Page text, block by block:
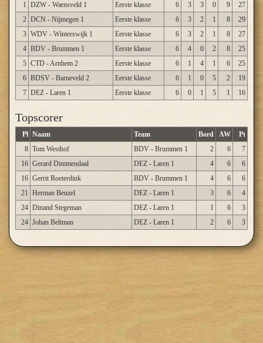
1 DZW - Warnsveld 1 Eerste klasse 6 3 3 0 9
27
2 DCN - Nijmegen 1 Eerste klasse 6 3 2 1 8
29
3 WDV - Winterswijk 1 Eerste klasse 6 3 2 1 8
27
4 BDV - Brummen 1 Eerste klasse 6 4 0 2 8
25
5 CTD - Arnhem 2 Eerste klasse 6 1 4 1 6
25
6 BDSV - Barneveld 2 Eerste klasse 6 1 0 5 2
19
7 DEZ - Laren 1 Eerste klasse 6 0 1 5 1 16
Topscorer
Pl Naam Team Bord AW
Pt
8 Tom Westhof BDV - Brummen 1 2 6
7
16 Gerard Dimmendaal DEZ - Laren 1 4 6
6
16 Gerrit Roeterdink BDV - Brummen 1 4 6
6
21 Herman Beuzel DEZ - Laren 1 3 6
4
24 Dinand Stegeman DEZ - Laren 1 1 6
3
24 Johan Beltman DEZ - Laren 1 2 6 3